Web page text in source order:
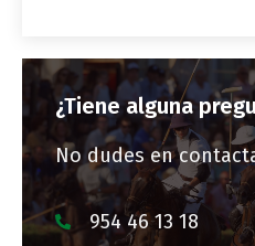
¿Tiene alguna
No dudes en
954 46 13 18